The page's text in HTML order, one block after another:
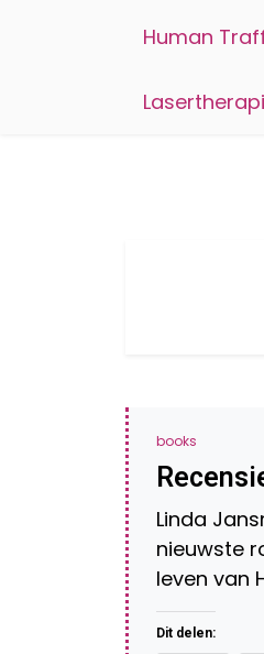
Human
books
Linda
nieuwste
leven van
Dit delen: